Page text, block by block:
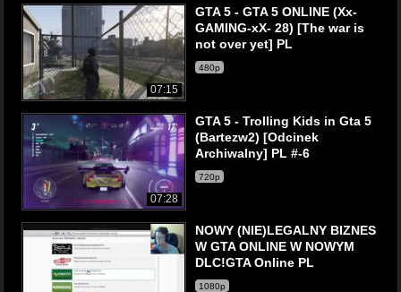
07:15
GTA 5 - GTA 5 ONLINE (Xx-
GAMING-xX- 28) [The war is
not over yet] PL
480p
07:28
GTA 5 - Trolling Kids in Gta 5
(Bartezw2) [Odcinek
Archiwalny] PL #-6
720p
NOWY (NIE)LEGALNY BIZNES
W GTA ONLINE W NOWYM
DLC!GTA Online PL
1080p